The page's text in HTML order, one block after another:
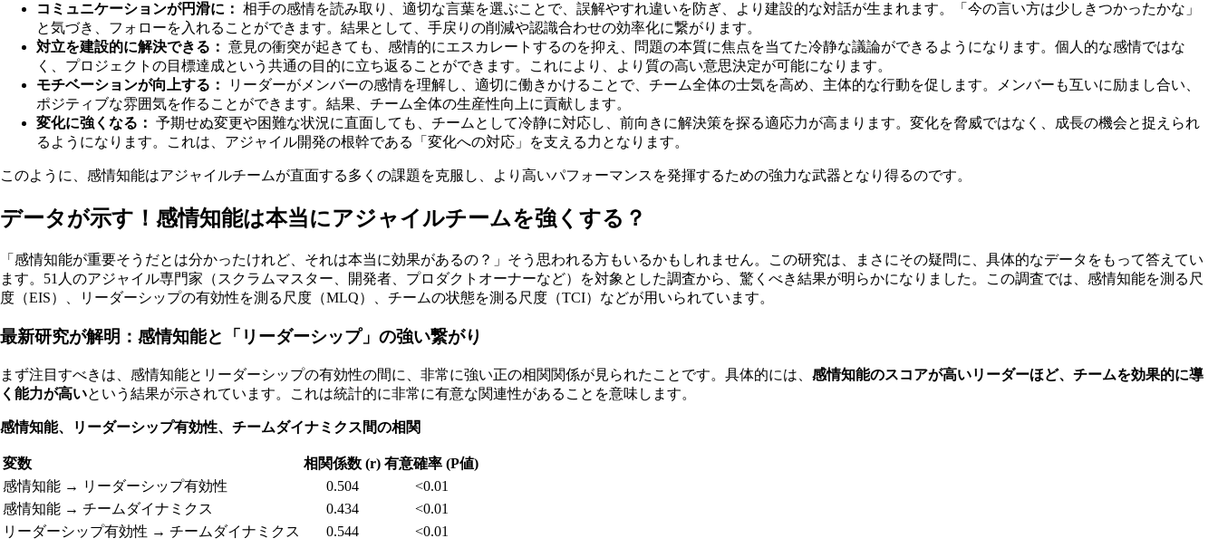
コミュニケーションが円滑に： 相手の感情を読み取り、適切な言葉を選ぶことで、誤解やすれ違いを防ぎ、より建設的な対話が生まれます。「今の言い方は少しきつかったかな」
と気づき、フォローを入れることができます。結果として、手戻りの削減や認識合わせの効率化に繋がります。
対立を建設的に解決できる： 意見の衝突が起きても、感情的にエスカレートするのを抑え、問題の本質に焦点を当てた冷静な議論ができるようになります。個人的な感情ではな
く、プロジェクトの目標達成という共通の目的に立ち返ることができます。これにより、より質の高い意思決定が可能になります。
モチベーションが向上する：
リーダーがメンバーの感情を理解し、適切に働きかけることで、チーム全体の士気を高め、主体的な行動を促します。メンバーも互いに励まし合い、
ポジティブな雰囲気を作ることができます。結果、チーム全体の生産性向上に貢献します。
変化に強くなる： 予期せぬ変更や困難な状況に直面しても、チームとして冷静に対応し、前向きに解決策を探る適応力が高まります。変化を脅威ではなく、成長の機会と捉えられ
るようになります。これは、アジャイル開発の根幹である「変化への対応」を支える力となります。
このように、感情知能はアジャイルチームが直面する多くの課題を克服し、より高いパフォーマンスを発揮するための強力な武器となり得るのです。
データが示す！感情知能は本当にアジャイルチームを強くする？
「感情知能が重要そうだとは分かったけれど、それは本当に効果があるの？」そう思われる方もいるかもしれません。この研究は、まさにその疑問に、具体的なデータをもって答えてい
ます。51人のアジャイル専門家（スクラムマスター、開発者、プロダクトオーナーなど）を対象とした調査から、驚くべき結果が明らかになりました。この調査では、感情知能を測る尺
度（EIS）、リーダーシップの有効性を測る尺度（MLQ）、チームの状態を測る尺度（TCI）などが用いられています。
最新研究が解明：感情知能と「リーダーシップ」の強い繋がり
まず注目すべきは、感情知能とリーダーシップの有効性の間に、非常に強い正の相関関係が見られたことです。具体的には、 感情知能のスコアが高いリーダーほど、チームを効果的に導
く能力が高いという結果が示されています。これは統計的に非常に有意な関連性があることを意味します。
感情知能、リーダーシップ有効性、チームダイナミクス間の相関
変数 相関係数 (r) 有意確率 (P値)
感情知能 → リーダーシップ有効性
0.504
<0.01
感情知能 → チームダイナミクス
0.434
<0.01
リーダーシップ有効性 → チームダイナミクス
0.544 <0.01